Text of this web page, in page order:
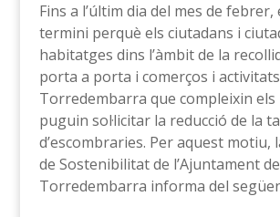
Fins a l’últim dia del mes de
termini perquè els ciutadans i
habitatges dins l’àmbit de la
porta a porta i comerços i
Torredembarra que compleixin
puguin sol·licitar la reducció de la
d’escombraries. Per aquest motiu,
de Sostenibilitat de l’Ajuntament de
Torredembarra informa del